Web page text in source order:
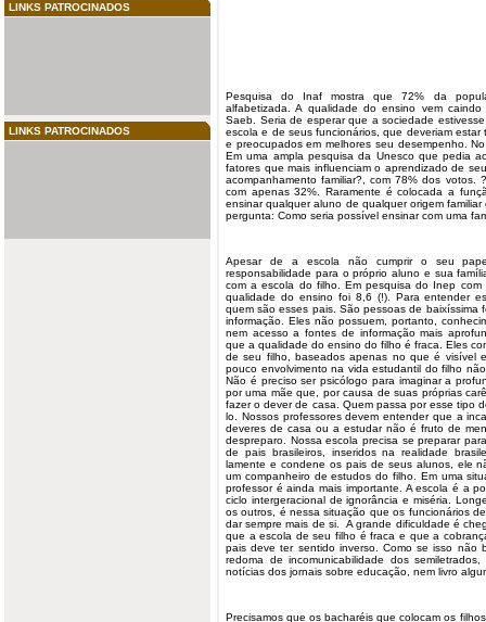
LINKS PATROCINADOS
LINKS PATROCINADOS
Pesquisa do Inaf mostra que 72% da
alfabetizada. A qualidade do ensino vem
Saeb. Seria de esperar que a sociedade
escola e de seus funcionários, que deveriam
e preocupados em melhores seu desempenho.
Em uma ampla pesquisa da Unesco que pedia
fatores que mais influenciam o aprendizado de
acompanhamento familiar?, com 78% dos votos.
com apenas 32%. Raramente é colocada a
ensinar qualquer aluno de qualquer origem
pergunta: Como seria possível ensinar com uma
Apesar de a escola não cumprir o seu
responsabilidade para o próprio aluno e sua
com a escola do filho. Em pesquisa do Inep
qualidade do ensino foi 8,6 (!). Para entender
quem são esses pais. São pessoas de baixíssima
informação. Eles não possuem, portanto,
nem acesso a fontes de informação mais
que a qualidade do ensino do filho é fraca. Eles
de seu filho, baseados apenas no que é visível
pouco envolvimento na vida estudantil do filho
Não é preciso ser psicólogo para imaginar a
por uma mãe que, por causa de suas próprias
fazer o dever de casa. Quem passa por esse tipo
lo. Nossos professores devem entender que a
deveres de casa ou a estudar não é fruto de
despreparo. Nossa escola precisa se preparar
de pais brasileiros, inseridos na realidade
lamente e condene os pais de seus alunos, ele
um companheiro de estudos do filho. Em uma
professor é ainda mais importante. A escola é a
ciclo intergeracional de ignorância e miséria.
os outros, é nessa situação que os funcionários
dar sempre mais de si. A grande dificuldade é
que a escola de seu filho é fraca e que a
pais deve ter sentido inverso. Como se isso não
redoma de incomunicabilidade dos
notícias dos jornais sobre educação, nem livro
Precisamos que os bacharéis que colocam os